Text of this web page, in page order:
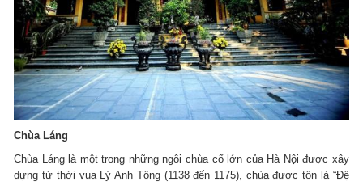
Chùa Láng
Chùa Láng là một trong những ngôi chùa cổ lớn của Hà Nội được xây
dựng từ thời vua Lý Anh Tông (1138 đến 1175), chùa được tôn là “Đệ